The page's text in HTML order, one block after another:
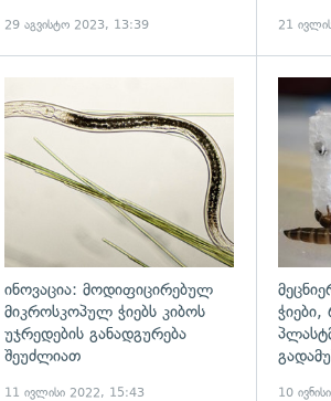
29 აგვისტო 2023, 13:39 21
გადახედვა
ინოვაცია: მოდიფიცირებულ
მიკროსკოპულ ჭიებს კიბოს
უჯრედების განადგურება
შეუძლიათ
11 ივლისი 2022, 15:43 10